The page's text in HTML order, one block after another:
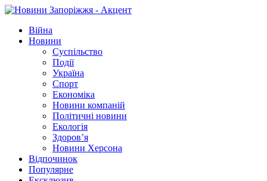
Війна
Новини
Суспільство
Події
Україна
Спорт
Економіка
Новини компаній
Політичні новини
Екологія
Здоров’я
Новини Херсона
Відпочинок
Популярне